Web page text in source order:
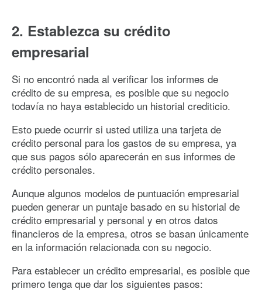
2. Establezca su crédito
empresarial
Si no encontró nada al verificar los informes de
crédito de su empresa, es posible que su negocio
todavía no haya establecido un historial crediticio.
Esto puede ocurrir si usted utiliza una tarjeta de
crédito personal para los gastos de su empresa, ya
que sus pagos sólo aparecerán en sus informes de
crédito personales.
Aunque algunos modelos de puntuación empresarial
pueden generar un puntaje basado en su historial de
crédito empresarial y personal y en otros datos
financieros de la empresa, otros se basan únicamente
en la información relacionada con su negocio.
Para establecer un crédito empresarial, es posible que
primero tenga que dar los siguientes pasos: